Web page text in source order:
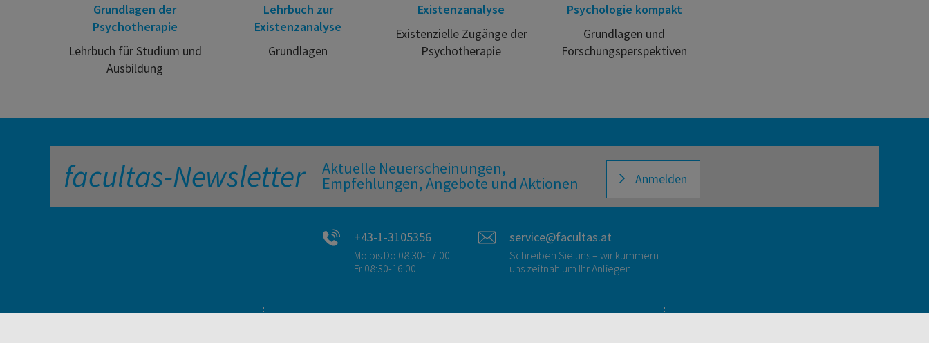
Grundlagen der
Psychotherapie
Lehrbuch für Studium und
Ausbildung
Lehrbuch zur
Existenzanalyse
Grundlagen
Existenzanalyse
Existenzielle Zugänge der
Psychotherapie
Psychologie kompakt
Grundlagen und
Forschungsperspektiven
facultas-Newsletter Aktuelle Neuerscheinungen,
Empfehlungen, Angebote und Aktionen Anmelden
+43-1-3105356
Mo bis Do 08:30-17:00
Fr 08:30-16:00
service@facultas.at
Schreiben Sie uns – wir kümmern
uns zeitnah um Ihr Anliegen.